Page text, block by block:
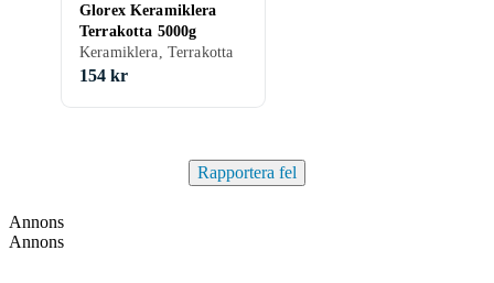
Glorex Keramiklera
Terrakotta 5000g
Keramiklera, Terrakotta
154 kr
Rapportera fel
Annons
Annons